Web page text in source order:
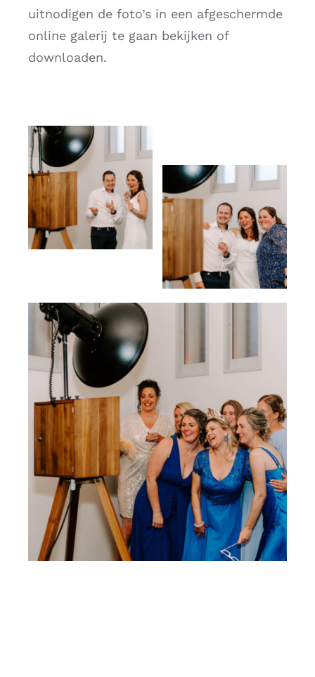
uitnodigen de foto’s in een afgeschermde
online galerij te gaan bekijken of
downloaden.